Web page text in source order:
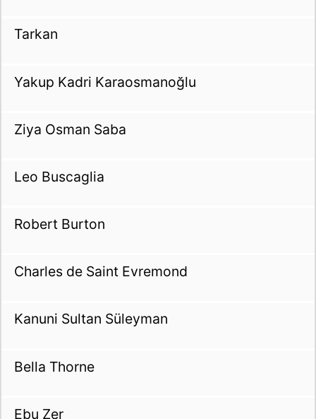
Tarkan
Yakup Kadri Karaosmanoğlu
Ziya Osman Saba
Leo Buscaglia
Robert Burton
Charles de Saint Evremond
Kanuni Sultan Süleyman
Bella Thorne
Ebu Zer